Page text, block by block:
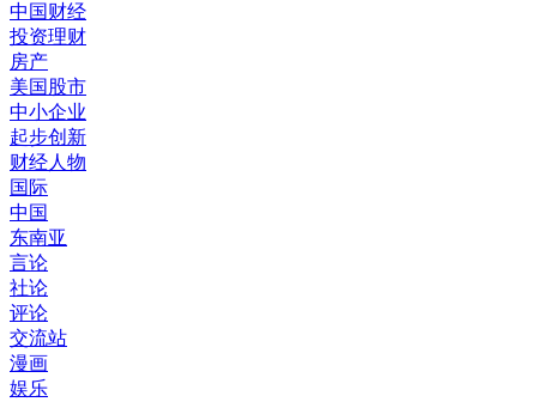
中国财经
投资理财
房产
美国股市
中小企业
起步创新
财经人物
国际
中国
东南亚
言论
社论
评论
交流站
漫画
娱乐